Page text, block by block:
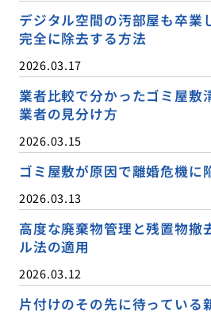
デジタル空間の汚部屋も卒業
完全に除去する方法
2026.03.17
業者比較で分かったゴミ屋敷
業者の見分け方
2026.03.15
ゴミ屋敷が原因で離婚危機に
2026.03.13
高度な廃棄物管理と残置物撤
ル法の適用
2026.03.12
片付けのその先に待っている